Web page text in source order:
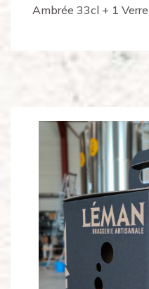
Ambrée 33cl + 1